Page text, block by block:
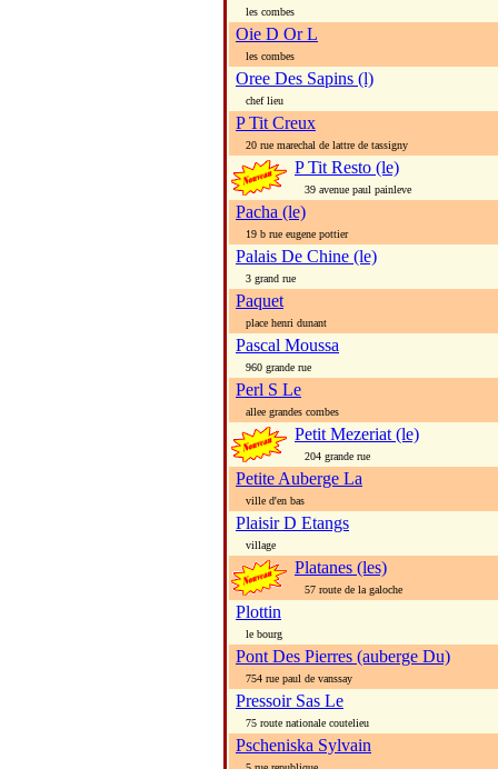
les combes
Oie D Or L
les combes
Oree Des Sapins (l)
chef lieu
P Tit Creux
20 rue marechal de lattre de tassigny
P Tit Resto (le)
39 avenue paul painleve
Pacha (le)
19 b rue eugene pottier
Palais De Chine (le)
3 grand rue
Paquet
place henri dunant
Pascal Moussa
960 grande rue
Perl S Le
allee grandes combes
Petit Mezeriat (le)
204 grande rue
Petite Auberge La
ville d'en bas
Plaisir D Etangs
village
Platanes (les)
57 route de la galoche
Plottin
le bourg
Pont Des Pierres (auberge Du)
754 rue paul de vanssay
Pressoir Sas Le
75 route nationale coutelieu
Pscheniska Sylvain